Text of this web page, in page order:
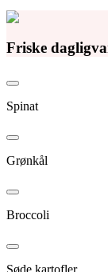
Friske
Spinat
Grønkål
Broccoli
Søde kartofler